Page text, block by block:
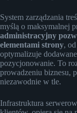
System zarządzania
myślą o maksymalnej
administracyjny
elementami strony,
optymalizuje
pozycjonowanie. To
prowadzeniu biznesu,
niezawodnie w tle.
Infrastruktura